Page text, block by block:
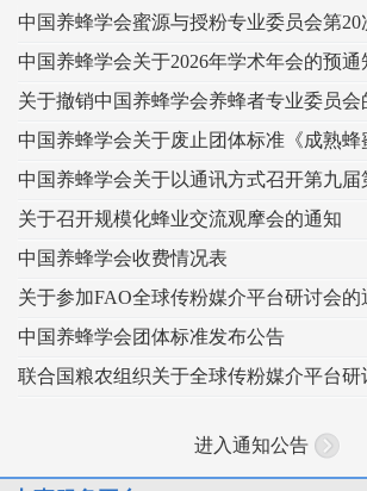
中国养蜂学会关于2026年学术年会的预通
关于撤销中国养蜂学会养蜂者专业委员会
中国养蜂学会关于废止团体标准《成熟蜂
关于召开规模化蜂业交流观摩会的通知
中国养蜂学会收费情况表
关于参加FAO全球传粉媒介平台研讨会的
中国养蜂学会团体标准发布公告
联合国粮农组织关于全球传粉媒介平台研
进入通知公告